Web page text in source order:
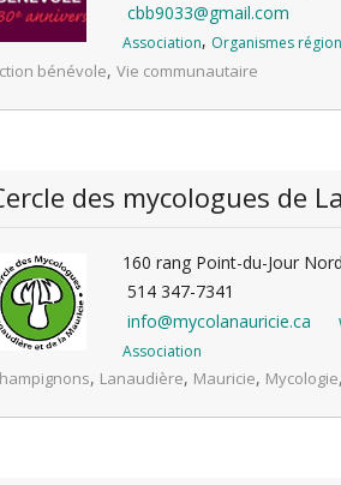
cbb9033@gmail.com
Association, Organismes
bénévole, Vie communautaire
des mycologues de
160 rang Point-du-Jour
514 347-7341
info@mycolanauricie.ca
Association
, Lanaudière, Mauricie, Mycologie,